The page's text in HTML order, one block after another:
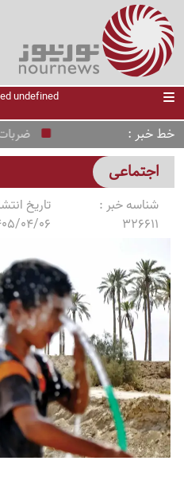
خط خبر ضربات
اجتماعی
شناسه خبر :
326611
تاریخ
1405/04/06 ساعت